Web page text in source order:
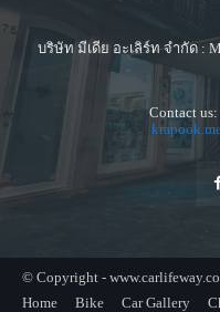
บริษัท มีเดีย อะเลิร์ท จำกัด :
Contact us:
© Copyright -
Home
Bike Car Gallery